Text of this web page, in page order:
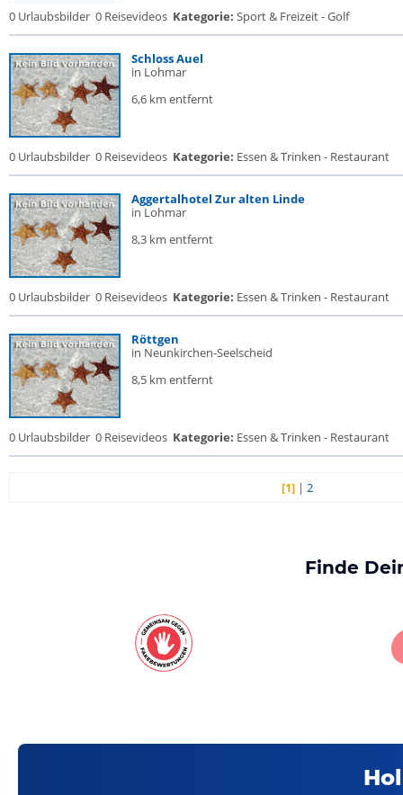
0 Urlaubsbilder 0 Reisevideos Kategorie: Sport & Freizeit - Golf
Schloss Auel
in Lohmar
6,6 km entfernt
0 Urlaubsbilder 0 Reisevideos Kategorie: Essen & Trinken - Restaurant
Aggertalhotel Zur alten Linde
in Lohmar
8,3 km entfernt
0 Urlaubsbilder 0 Reisevideos Kategorie: Essen & Trinken - Restaurant
Röttgen
in Neunkirchen-Seelscheid
8,5 km entfernt
0 Urlaubsbilder 0 Reisevideos Kategorie: Essen & Trinken - Restaurant
[1] |2
Finde